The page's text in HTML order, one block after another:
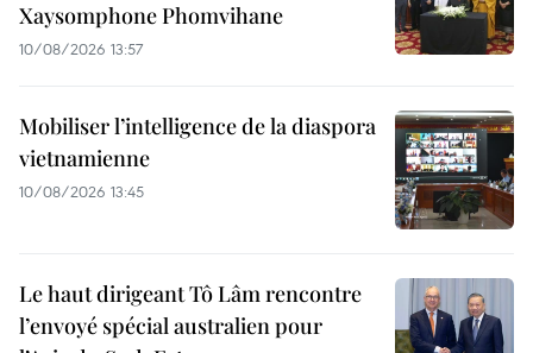
Xaysomphone Phomvihane
10/08/2026 13:57
Mobiliser l’intelligence de la diaspora
vietnamienne
10/08/2026 13:45
Le haut dirigeant Tô Lâm rencontre
l’envoyé spécial australien pour